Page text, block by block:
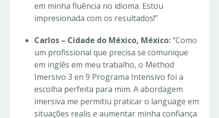
em minha fluência no idioma. Estou
impresionada com os resultados!”
Carlos – Cidade do México, México:“Como
um profissional que precisa se comunique
em inglês em meu trabalho, o Method
Imersivo 3 en 9 Programa Intensivo foi a
escolha perfeita para mim. A abordagem
imersiva me permitiu praticar o language em
situações realis e aumentar minha confiança